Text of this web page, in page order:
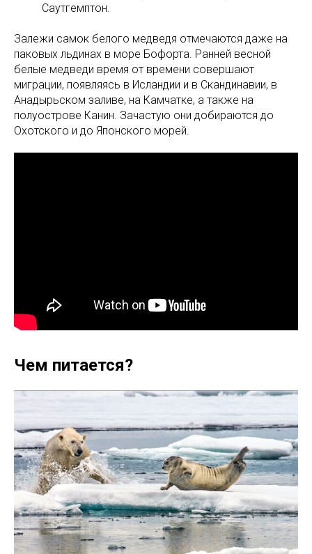
Саутгемптон.
Залежи самок белого медведя отмечаются даже на
паковых льдинах в море Бофорта. Ранней весной
белые медведи время от времени совершают
миграции, появляясь в Исландии и в Скандинавии, в
Анадырьском заливе, на Камчатке, а также на
полуострове Канин. Зачастую они добираются до
Охотского и до Японского морей.
Чем питается?